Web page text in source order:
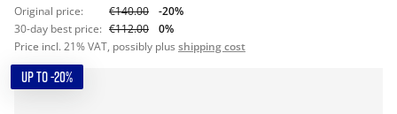
Original price: €140.00
-20%
30-day best price: €112.00
0%
Price incl. 21% VAT, possibly plus shipping cost
UP TO -20%